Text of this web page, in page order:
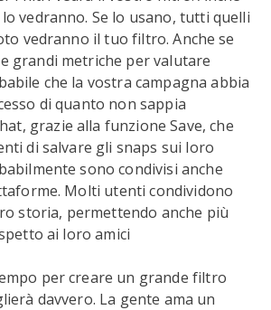
vedranno. Se lo usano, tutti quelli
vedranno il tuo filtro. Anche se
grandi metriche per valutare
che la vostra campagna abbia
di quanto non sappia
grazie alla funzione Save, che
di salvare gli snaps sui loro
sono condivisi anche
Molti utenti condividono
storia, permettendo anche più
ai loro amici
per creare un grande filtro
davvero. La gente ama un